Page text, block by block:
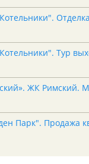
Тур
ЖК Римский.
Парк". Продажа